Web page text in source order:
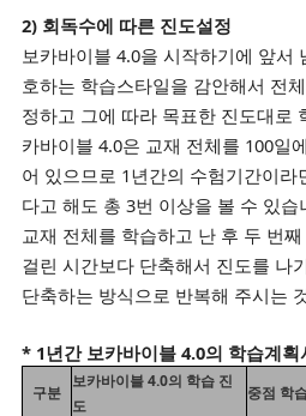
2) 회독수에 따른 진도설정
보카바이블 4.0을 시작하기에 앞서
호하는 학습스타일을 감안해서 전
정하고 그에 따라 목표한 진도대로
카바이블 4.0은 교재 전체를 100일
어 있으므로 1년간의 수험기간이
다고 해도 총 3번 이상을 볼 수 있
교재 전체를 학습하고 난 후 두 번
걸린 시간보다 단축해서 진도를 나
단축하는 방식으로 반복해 주시는
* 1년간 보카바이블 4.0의 학습계획
구분
보카바이블 4.0의 학습 진
도
중점 학